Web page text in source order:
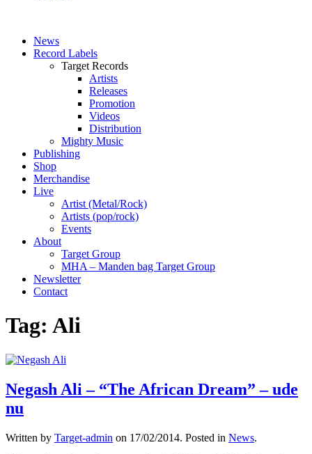
News
Record Labels
Target Records
Artists
Releases
Promotion
Videos
Distribution
Mighty Music
Publishing
Shop
Merchandise
Live
Artist (Metal/Rock)
Artists (pop/rock)
Events
About
Target Group
MHA – Manden bag Target Group
Newsletter
Contact
Tag: Ali
Negash Ali – “The African Dream” – ude
nu
Written by Target-admin on 17/02/2014. Posted in News.